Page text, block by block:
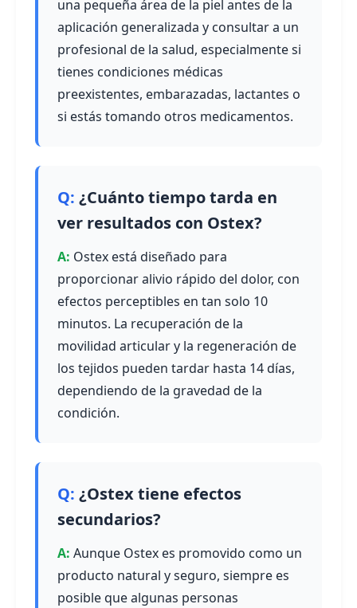
una pequeña área de la piel antes de la
aplicación generalizada y consultar a un
profesional de la salud, especialmente si
tienes condiciones médicas
preexistentes, embarazadas, lactantes o
si estás tomando otros medicamentos.
¿Cuánto tiempo tarda en
ver resultados con Ostex?
Ostex está diseñado para
proporcionar alivio rápido del dolor, con
efectos perceptibles en tan solo 10
minutos. La recuperación de la
movilidad articular y la regeneración de
los tejidos pueden tardar hasta 14 días,
dependiendo de la gravedad de la
condición.
¿Ostex tiene efectos
secundarios?
Aunque Ostex es promovido como un
producto natural y seguro, siempre es
posible que algunas personas